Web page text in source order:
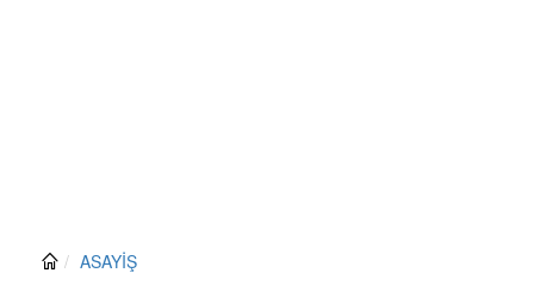
ASAYİŞ